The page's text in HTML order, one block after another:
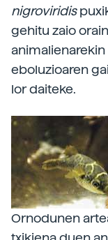
nigroviridis
gehitu zaio
eboluzioaren
lor daiteke.
Ornodunen